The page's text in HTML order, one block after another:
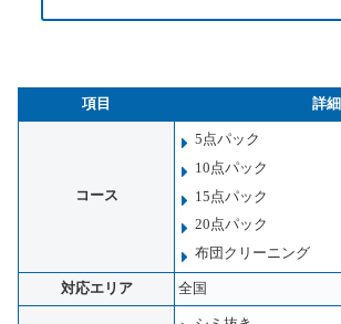
項目 詳細
コース
5点パック
10点パック
15点パック
20点パック
布団クリーニング
対応エリア 全国